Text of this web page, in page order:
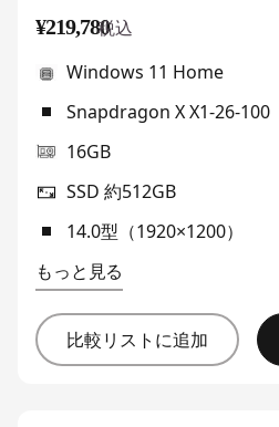
¥219,780税込
Windows 11 Home
Snapdragon X X1-26-100
16GB
SSD 約512GB
14.0型（1920×1200）
もっと見る
比較リストに追加